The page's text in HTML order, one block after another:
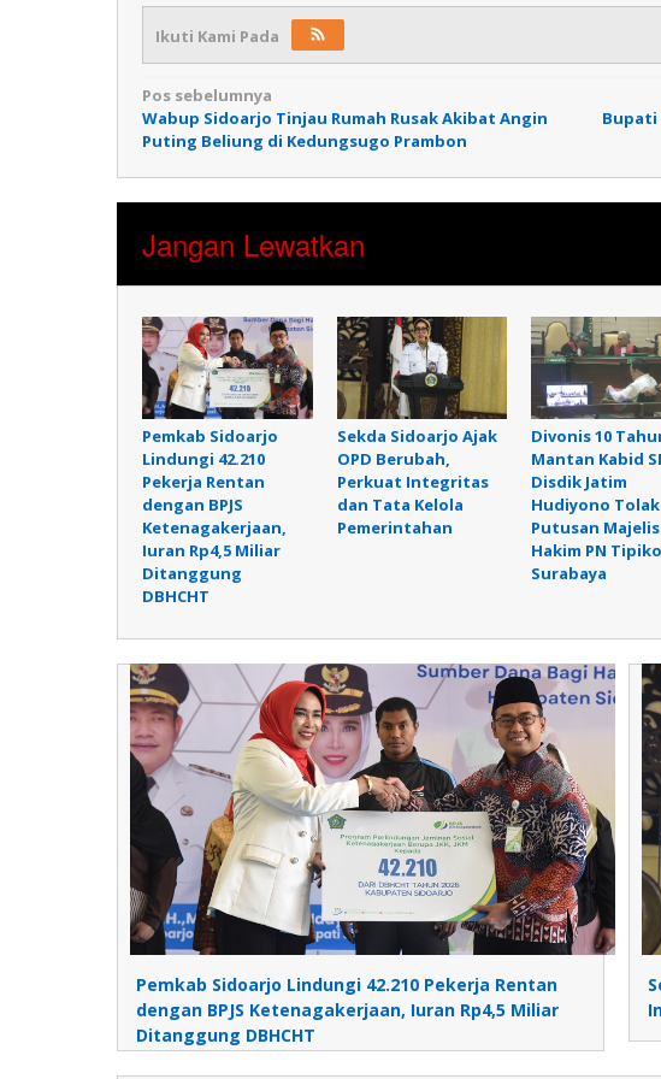
Ikuti Kami Pada
Navigasi
pos
Pos sebelumnya
Wabup Sidoarjo Tinjau Rumah Rusak Akibat Angin
Puting Beliung di Kedungsugo Prambon
Bupati
Jangan Lewatkan
Pemkab Sidoarjo
Lindungi 42.210
Pekerja Rentan
dengan BPJS
Ketenagakerjaan,
Iuran Rp4,5 Miliar
Ditanggung
DBHCHT
Sekda Sidoarjo Ajak
OPD Berubah,
Perkuat Integritas
dan Tata Kelola
Pemerintahan
Divonis 10
Mantan Kabid
Disdik Jatim
Hudiyono Tolak
Putusan Majelis
Hakim PN
Surabaya
Pemkab Sidoarjo Lindungi 42.210 Pekerja Rentan
dengan BPJS Ketenagakerjaan, Iuran Rp4,5 Miliar
Ditanggung DBHCHT